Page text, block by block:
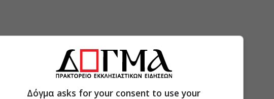
Δόγμα asks for your consent to use your